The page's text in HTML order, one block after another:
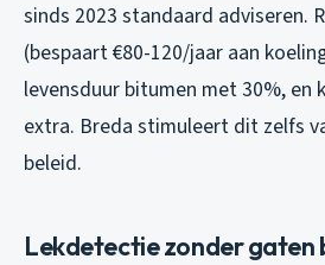
sinds 2023 standaard adviseren.
(bespaart €80-120/jaar aan
levensduur bitumen met 30%, en
extra. Breda stimuleert dit zelfs
beleid.
Lekdetectie zonder gaten